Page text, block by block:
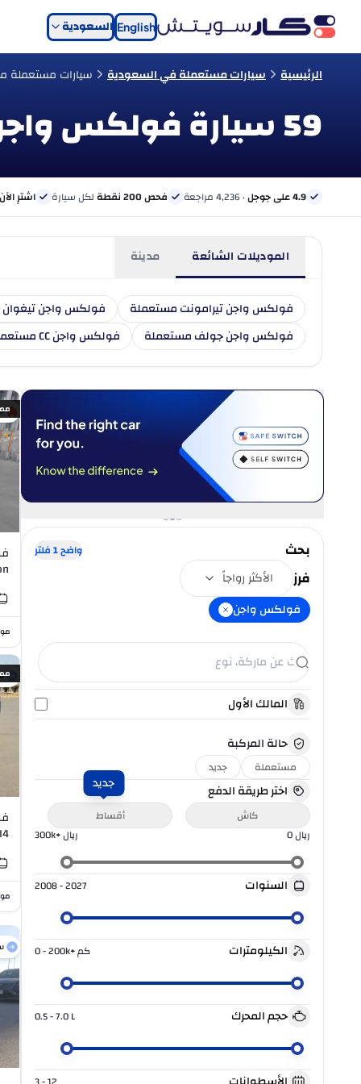
English السعودية
الرئيسية سيارات مستعملة في السعودية سيارات
59 سيارة فولكس واجن مستعملة للبيع في السعودية
4.9 على جوجل · 4,236 مراجعة فحص 200 نقطة لكل سيارة اشترِ
الموديلات الشائعة مدينة
فولكس واجن تيرامونت مستعملة فولكس واجن
فولكس واجن جولف مستعملة
فولكس واجن CC مستعملة
بحث واضح1فلتر
فرز
الأكثر رواجاً
فولكس واجن
المالك الأول
حالة المركبة
مستعملة جديد
اختر طريقة الدفع
كاش
جديد
أقساط
ريال0 ريال300k+
السنوات 2008 - 2027
الكيلومترات 0 - 200k+كم
حجم المحرك 0.5 - 7.0L